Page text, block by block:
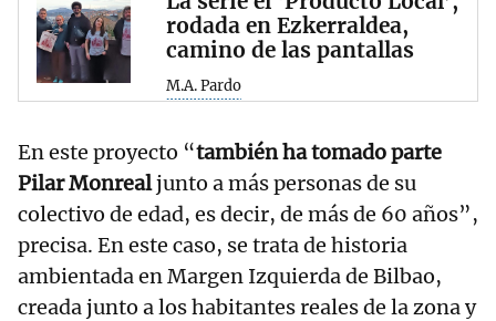
rodada en Ezkerraldea,
camino de las pantallas
M.A. Pardo
En este proyecto “también ha tomado parte
Pilar Monrealjunto a más personas de su
colectivo de edad, es decir, de más de 60 años”,
precisa. En este caso, se trata de historia
ambientada en Margen Izquierda de Bilbao,
creada junto a los habitantes reales de la zona y